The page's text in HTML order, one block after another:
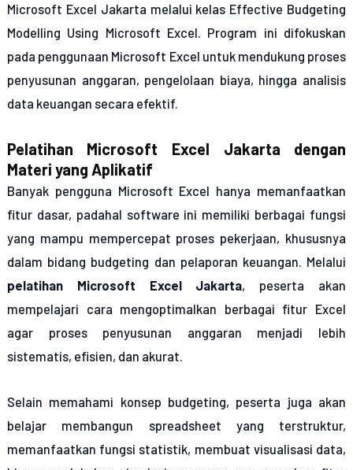
Microsoft Excel Jakarta melalui kelas Effective Budgeting
Modelling Using Microsoft Excel. Program ini difokuskan
pada penggunaan Microsoft Excel untuk mendukung proses
penyusunan anggaran, pengelolaan biaya, hingga analisis
data keuangan secara efektif.
Pelatihan Microsoft Excel Jakarta dengan
Materi yang Aplikatif
Banyak pengguna Microsoft Excel hanya memanfaatkan
fitur dasar, padahal software ini memiliki berbagai fungsi
yang mampu mempercepat proses pekerjaan, khususnya
dalam bidang budgeting dan pelaporan keuangan. Melalui
pelatihan Microsoft Excel Jakarta, peserta akan
mempelajari cara mengoptimalkan berbagai fitur Excel
agar proses penyusunan anggaran menjadi lebih
sistematis, efisien, dan akurat.
Selain memahami konsep budgeting, peserta juga akan
belajar membangun spreadsheet yang terstruktur,
memanfaatkan fungsi statistik, membuat visualisasi data,